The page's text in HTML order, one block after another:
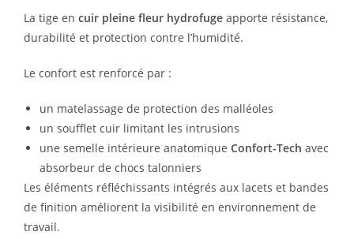
La tige en cuir pleine fleur hydrofuge apporte résistance,
durabilité et protection contre l’humidité.
Le confort est renforcé par :
un matelassage de protection des malléoles
un soufflet cuir limitant les intrusions
une semelle intérieure anatomique Confort-Tech avec
absorbeur de chocs talonniers
Les éléments réfléchissants intégrés aux lacets et bandes
de finition améliorent la visibilité en environnement de
travail.